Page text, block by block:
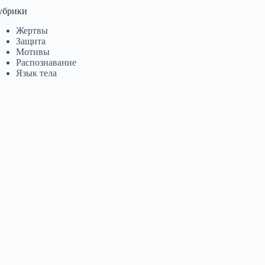
Жертвы
Защита
Мотивы
Распознавание
Язык тела